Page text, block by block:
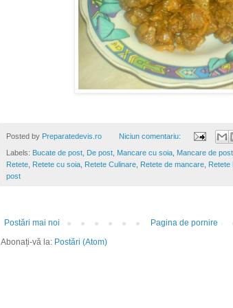
Posted by Preparatedevis.ro Niciun comentariu:
Labels: Bucate de post De post Mancare cu soia Mancare de post
Retete Retete cu soia Retete Culinare Retete de mancare Retete
post
Postări mai noi
Pagina de pornire
Abonați-vă la: Postări (Atom)